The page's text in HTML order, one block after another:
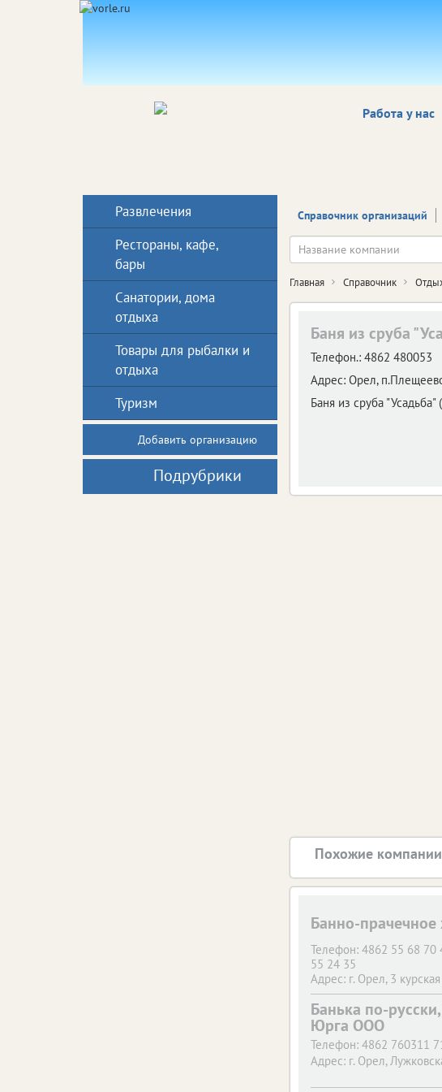
Работа у нас
Справочник организаций
Главная Справочник
Баня из сруба
Телефон.: 4862 480053
Адрес: Орел,
Баня из сруба
Похожие
Банно-
Телефон: 4862 55 68 70
55 24 35
Адрес: г. Орел, 3
Банька по-
Юрга ООО
Телефон: 4862 760311
Адрес: г. Орел,
Развлечения
Рестораны, кафе,
бары
Санатории, дома
отдыха
Товары для рыбалки и
отдыха
Туризм
Добавить организацию
Подрубрики